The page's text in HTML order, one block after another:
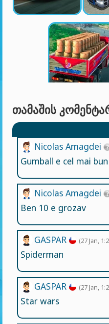
ᲗᲐᲛᲐᲨᲘᲡ
GASPAR (27 Jan,
Star wars
GASPAR (27 Jan,
Spiderman
Nicolas Amagdei
Ben 10 e grozav
Nicolas Amagdei
Gumball e cel mai bun